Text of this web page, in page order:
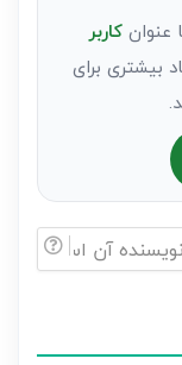
عنوانکاربر
بیشتری برای